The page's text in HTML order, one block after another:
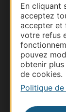
En cliquant
acceptez
accepter et
votre refus
pouvez
obtenir
de cookies.
Politique